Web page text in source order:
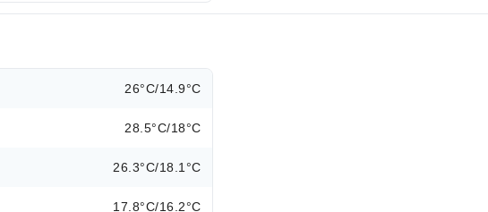
26°C/14.9°C
28.5°C/18°C
26.3°C/18.1°C
17.8°C/16.2°C